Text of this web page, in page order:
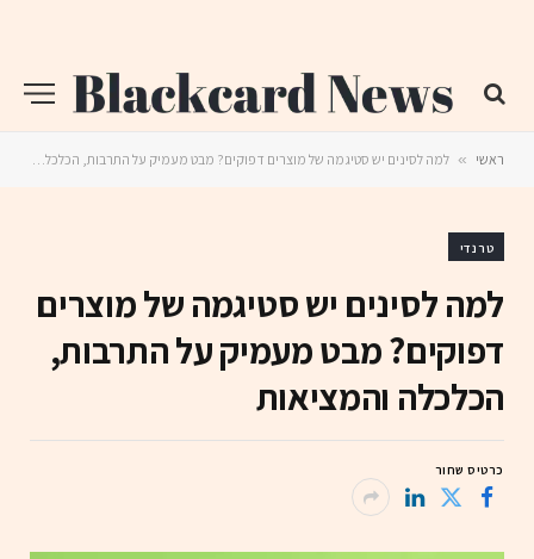
ראשי » למה לסינים יש סטיגמה של מוצרים דפוקים? מבט מעמיק על התרבות, הכלכלה והמציאות
טרנדי
למה לסינים יש סטיגמה של מוצרים
דפוקים? מבט מעמיק על התרבות,
הכלכלה והמציאות
כרטיס שחור